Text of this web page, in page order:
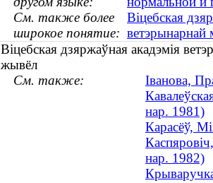
См. также более
широкое понятие:
Віцебская
Віцебская дзяржаўная акадэмія
жывёл
См. также:
Іванова,
нар. 1981)
Карасёў,
нар. 1982)